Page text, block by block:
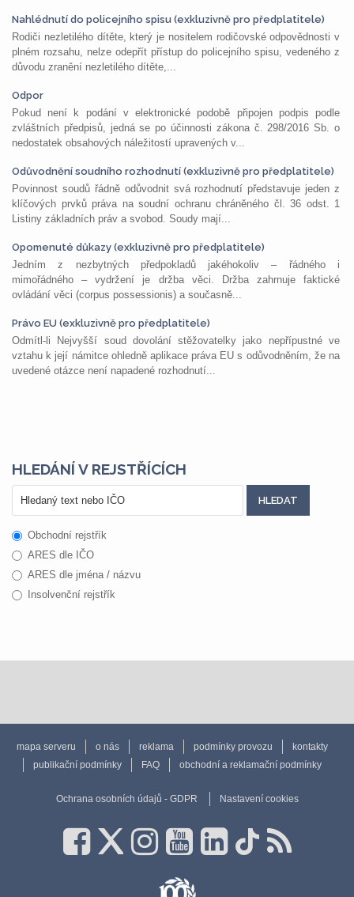
Nahlédnutí do policejního spisu (exkluzivně pro předplatitele)
Rodiči nezletilého dítěte, který je nositelem rodičovské odpovědnosti v
plném rozsahu, nelze odepřít přístup do policejního spisu, vedeného z
důvodu zranění nezletilého dítěte,...
Odpor
Pokud není k podání v elektronické podobě připojen podpis podle
zvláštních předpisů, jedná se po účinnosti zákona č. 298/2016 Sb. o
nedostatek obsahových náležitostí upravených v...
Odůvodnění soudního rozhodnutí (exkluzivně pro předplatitele)
Povinnost soudů řádně odůvodnit svá rozhodnutí představuje jeden z
klíčových prvků práva na soudní ochranu chráněného čl. 36 odst. 1
Listiny základních práv a svobod. Soudy mají...
Opomenuté důkazy (exkluzivně pro předplatitele)
Jedním z nezbytných předpokladů jakéhokoliv – řádného i
mimořádného – vydržení je držba věci. Držba zahrnuje faktické
ovládání věci (corpus possessionis) a současně...
Právo EU (exkluzivně pro předplatitele)
Odmítl-li Nejvyšší soud dovolání stěžovatelky jako nepřípustné ve
vztahu k její námitce ohledně aplikace práva EU s odůvodněním, že na
uvedené otázce není napadené rozhodnutí...
HLEDÁNÍ V REJSTŘÍCÍCH
Obchodní rejstřík
ARES dle IČO
ARES dle jména / názvu
Insolvenční rejstřík
mapa serveru o nás reklama podmínky provozu
kontakty
publikační podmínky
FAQ obchodní a reklamační podmínky
Ochrana osobních údajů - GDPR Nastavení cookies